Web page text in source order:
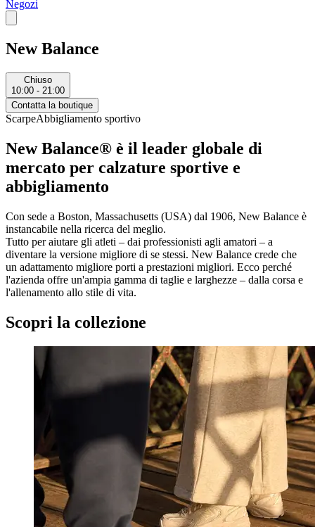
Negozi
New Balance
Chiuso
10:00 - 21:00
Contatta la boutique
ScarpeAbbigliamento sportivo
New Balance® è il leader globale di
mercato per calzature sportive e
abbigliamento
Con sede a Boston, Massachusetts (USA) dal 1906, New Balance è
instancabile nella ricerca del meglio.
Tutto per aiutare gli atleti – dai professionisti agli amatori – a
diventare la versione migliore di se stessi. New Balance crede che
un adattamento migliore porti a prestazioni migliori. Ecco perché
l'azienda offre un'ampia gamma di taglie e larghezze – dalla corsa e
l'allenamento allo stile di vita.
Scopri la collezione